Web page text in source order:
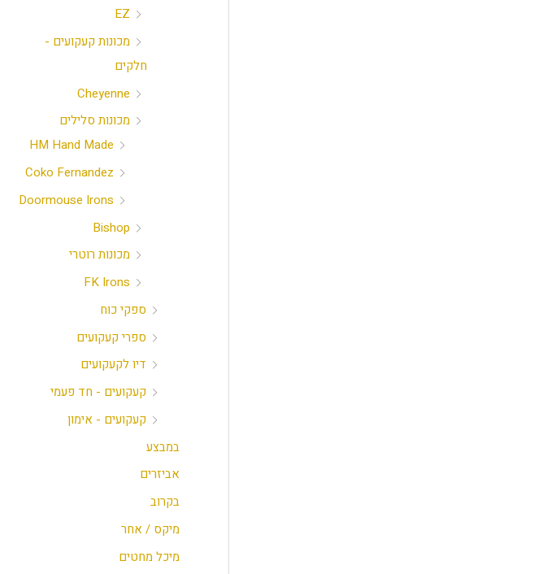
EZ
מכונות קעקועים -
חלקים
Cheyenne
מכונות סלילים
HM Hand Made
Coko Fernandez
Doormouse Irons
Bishop
מכונות רוטרי
FK Irons
ספקי כוח
ספרי קעקועים
דיו לקעקועים
קעקועים - חד פעמי
קעקועים - אימון
במבצע
אביזרים
בקרוב
מיקס / אחר
מיכל מחטים